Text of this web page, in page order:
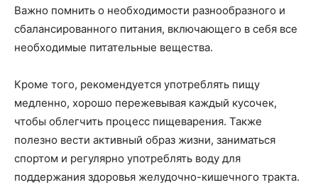
Важно помнить о необходимости разнообразного и
сбалансированного питания, включающего в себя все
необходимые питательные вещества.
Кроме того, рекомендуется употреблять пищу
медленно, хорошо пережевывая каждый кусочек,
чтобы облегчить процесс пищеварения. Также
полезно вести активный образ жизни, заниматься
спортом и регулярно употреблять воду для
поддержания здоровья желудочно-кишечного тракта.